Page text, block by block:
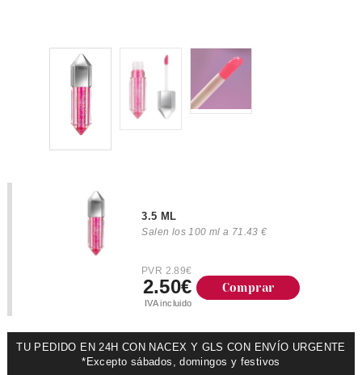
3.5 ML
Salen los 100 ml a 71.43 €
PVR 2.89€
2.50€
IVA incluido
Comprar
TU PEDIDO EN 24H CON NACEX Y GLS CON ENVÍO URGENTE
*Excepto sábados, domingos y festivos